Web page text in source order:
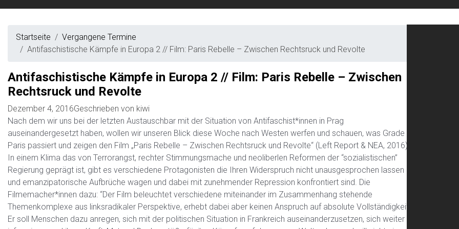
Startseite
Vergangene Termine
Antifaschistische Kämpfe in Europa 2 // Film: Paris Rebelle – Zwischen Rechtsruck und Revolte
Antifaschistische Kämpfe in Europa 2 // Film: Paris Rebelle – Zwischen
Rechtsruck und Revolte
Dezember 4, 2016Geschrieben von kiwi
Nach dem wir uns bei der letzten Austauschbar mit der Situation von Antifaschist*innen in Prag
auseinandergesetzt haben, wollen wir unseren Blick diese Woche nach Westen werfen und schauen, was Grade in
Paris passiert und zeigen den Film „Paris Rebelle – Zwischen Rechtsruck und Revolte“ (Left Report & NEA, 2016).
In einem Klima das von Terrorangst, rechter Stimmungsmache und neoliberlen Reformen der “sozialistischen”
Regierung geprägt ist, gibt es verschiedene Protagonisten die Ihren Widerspruch nicht unausgesprochen lassen
und emanzipatorische Aufbrüche wagen und dabei mit zunehmender Repression konfrontiert sind. Die
Filmemacher*innen dazu: “Der Film beleuchtet verschiedene miteinander im Zusammenhang stehende
Themenkomplexe aus linksradikaler Perspektive, erhebt dabei aber keinen Anspruch auf absolute Vollständigkeit.
Er soll Menschen dazu anregen, sich mit der politischen Situation in Frankreich auseinanderzusetzen, sich weiter zu